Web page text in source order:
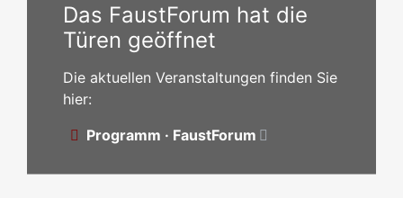
Das FaustForum hat die
Türen geöffnet
Die aktuellen Veranstaltungen finden Sie
hier:
Programm · FaustForum